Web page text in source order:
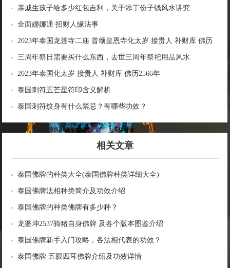
亲戚生孩子给多少红包吉利，关于添丁份子钱风水讲究
金面娜娜通 招财人缘法事
2023年泰国龙莲寺二庙 普颂皇恩寺化太岁 接贵人 补财库 佛历
2566年
三周年祭日需要买什么东西，去世三周年祭祀用品风水
2023年泰国化太岁 接贵人 补财库 佛历2566年
泰国刺符五芒星符印含义解析
泰国刺符纹身有什么禁忌？有哪些功效？
相关文章
泰国佛牌的种类大全(泰国佛牌种类详细大全)
泰国佛牌法相种类简介及功效介绍
泰国佛牌的种类佛牌有多少种？
龙婆坤2537骑猪自身佛牌 及各个版本图鉴介绍
泰国佛牌新手入门攻略，各法相代表的功效？
泰国佛牌 五眼四耳佛牌介绍及功效详情